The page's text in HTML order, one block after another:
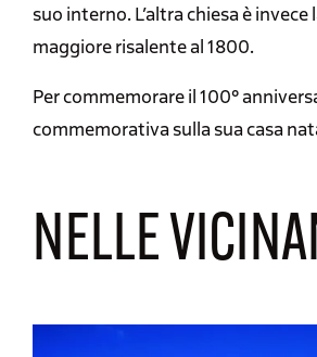
suo interno. L’altra chiesa è
maggiore risalente al 1800.
Per commemorare il 100°
commemorativa sulla sua casa
NELLE